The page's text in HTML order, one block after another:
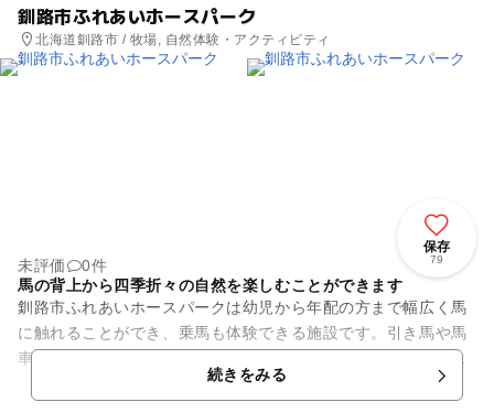
釧路市ふれあいホースパーク
北海道釧路市 / 牧場, 自然体験・アクティビティ
保存
79
未評価
0件
馬の背上から四季折々の自然を楽しむことができます
釧路市ふれあいホースパークは幼児から年配の方まで幅広く馬
に触れることができ、乗馬も体験できる施設です。引き馬や馬
車といった初心者コースからフリー乗馬の上級者コースまであ
ります。スタッフの先導によ...続きをみる